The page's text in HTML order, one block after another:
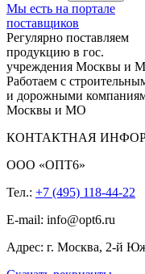
Мы есть на портале
поставщиков
Регулярно поставляем
продукцию в гос.
учреждения Москвы и
Работаем с
и дорожными
Москвы и МО
КОНТАКТНАЯ
ООО «ОПТ6»
Тел.: +7 (495) 118-44-22
E-mail: info@opt6.ru
Адрес: г. Москва, 2-й